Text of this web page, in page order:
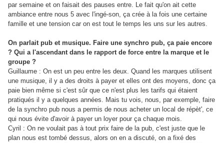
par semaine et on faisait des pauses entre. Le fait qu'on ait cette
ambiance entre nous 5 avec l'ingé-son, ça crée à la fois une certaine
famille et une tension car on est tout le temps les uns sur les autres.
On parlait pub et musique. Faire une synchro pub, ça paie encore
? Qui a l'ascendant dans le rapport de force entre la marque et le
groupe ?
Guillaume : On est un peu entre les deux. Quand les marques utilisent
une musique, il y a des droits à payer et elles ont des moyens, donc ça
paie bien même si c'est sûr que ce n'est plus les tarifs qui étaient
pratiqués il y a quelques années. Mais tu vois, nous, par exemple, faire
de la synchro pub nous a permis de nous acheter un local de répèt', ce
qui nous évite d'avoir à payer un loyer pour ça chaque mois.
Cyril : On ne voulait pas à tout prix faire de la pub, c'est juste que le
plan nous est tombé dessus, alors on en a discuté, on a fixé des